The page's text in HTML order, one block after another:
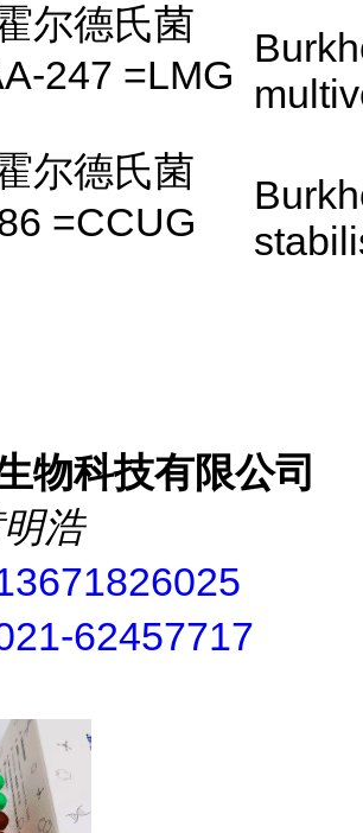
尔德氏菌
247 =LMG
尔德氏菌
=CCUG
物科技有限公司
浩
62457717